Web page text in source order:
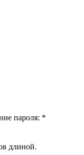
пароля: *
длиной.